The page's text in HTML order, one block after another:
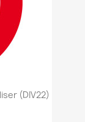
(DIV22)